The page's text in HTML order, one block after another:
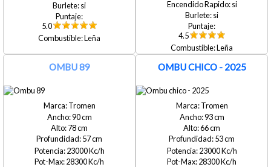
si
5.0
Leña
si
si
4.5
Leña
OMBU 89
Tromen
90
78
57
23000
28300
OMBU CHICO - 2025
Tromen
93
66
53
23000
28300